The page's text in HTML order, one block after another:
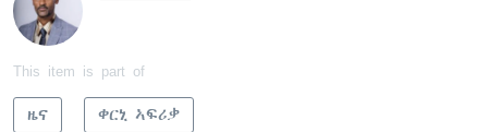
This item is part of
ዜና ቀርኒ ኣፍሪቃ